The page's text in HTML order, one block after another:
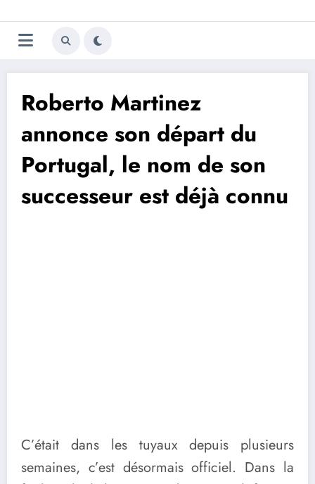
au
contenu
Trivela
L'actualité du football
Roberto Martinez
annonce son départ du
Portugal, le nom de son
successeur est déjà connu
C’était dans les tuyaux depuis plusieurs
semaines, c’est désormais officiel. Dans la